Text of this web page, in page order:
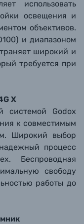
использовать
освещения и
объективов.
и диапазоном
широкий и
требуется при
X
системой Godox
к совместимым
Широкий выбор
процесс
Беспроводная
свободу
работы до